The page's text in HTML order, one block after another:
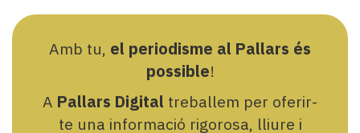
Amb tu, el periodisme al Pallars és
possible!
A Pallars Digital treballem per oferir-
te una informació rigorosa, lliure i